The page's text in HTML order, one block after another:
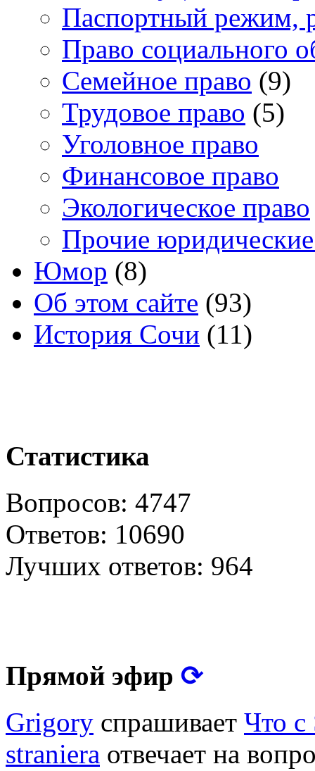
Паспортный режим,
Право социального
Семейное право (9)
Трудовое право (5)
Уголовное право
Финансовое право
Экологическое право
Прочие
Юмор (8)
Об этом сайте (93)
История Сочи (11)
Статистика
Вопросов: 4747
Ответов: 10690
Лучших ответов: 964
Прямой эфир ⟳
Grigory спрашивает Что с
straniera отвечает на